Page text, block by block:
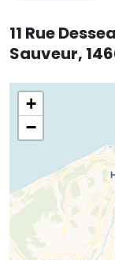
11 Rue
Sauveur,
+
−